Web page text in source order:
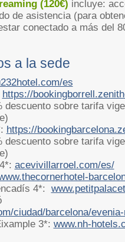
(120€) incluye:
de asistencia (para
conectado a más del
a la sede
es
https://
descuento sobre tarifa
https://
descuento sobre tarifa
acevivillarroel.com/es/
4*:
ciudad/barcelona/
3*: www.nh-